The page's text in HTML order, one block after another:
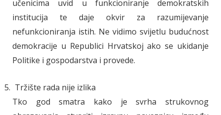
učenicima uvid u funkcioniranje demokratskih
institucija te daje okvir za razumijevanje
nefunkcioniranja istih. Ne vidimo svijetlu budućnost
demokracije u Republici Hrvatskoj ako se ukidanje
Politike i gospodarstva i provede.
Tržište rada nije izlika
Tko god smatra kako je svrha strukovnog